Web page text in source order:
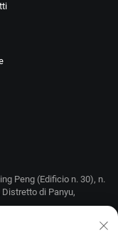
Peng (Edificio n. 30), n.
di Panyu,